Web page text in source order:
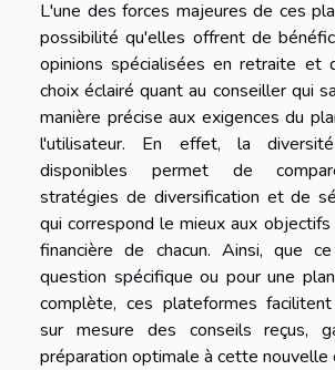
L'une des forces majeures de ces
possibilité qu'elles offrent de
opinions spécialisées en retraite et
choix éclairé quant au conseiller qui
manière précise aux exigences du
l'utilisateur. En effet, la
disponibles permet de
stratégies de diversification et de
qui correspond le mieux aux
financière de chacun. Ainsi, que
question spécifique ou pour une
complète, ces plateformes
sur mesure des conseils reçus,
préparation optimale à cette nouvelle